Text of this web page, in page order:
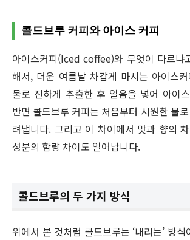
콜드브루 커피와 아이스 커피
아이스커피(Iced coffee)와 무엇이 다르냐
해서, 더운 여름날 차갑게 마시는 아이스
물로 진하게 추출한 후 얼음을 넣어 아이
반면 콜드브루 커피는 처음부터 시원한 물
려냅니다. 그리고 이 차이에서 맛과 향의
성분의 함량 차이도 일어납니다.
콜드브루의 두 가지 방식
위에서 본 것처럼 콜드브루는 ‘내리는’ 방식